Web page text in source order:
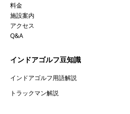
料金
施設案内
アクセス
Q&A
インドアゴルフ豆知識
インドアゴルフ用語解説
トラックマン解説